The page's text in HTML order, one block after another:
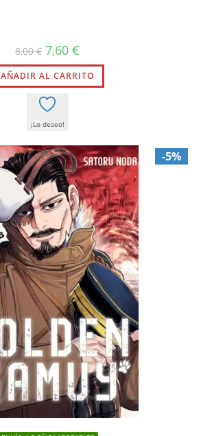
8,00€ El
precio
original
era:
8,00 €.
7,60 €
actual
es:
7,60 €.
AÑADIR AL CARRITO
¡Lo deseo!
-5%